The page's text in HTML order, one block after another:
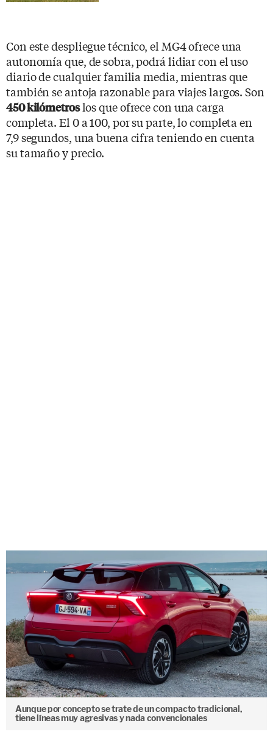
Con este despliegue técnico, el MG4 ofrece una
autonomía que, de sobra, podrá lidiar con el uso
diario de cualquier familia media, mientras que
también se antoja razonable para viajes largos. Son
450 kilómetroslos que ofrece con una carga
completa. El 0 a 100, por su parte, lo completa en
7,9 segundos, una buena cifra teniendo en cuenta
su tamaño y precio.
Aunque por concepto se trate de un compacto tradicional,
tiene líneas muy agresivas y nada convencionales